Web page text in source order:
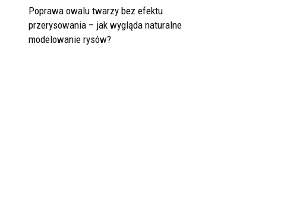
Poprawa owalu twarzy bez efektu
przerysowania – jak wygląda naturalne
modelowanie rysów?